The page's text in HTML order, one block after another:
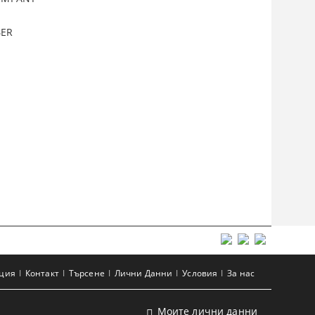
Контакт Търсене Лични Данни Условия За нас
Моите лични данни